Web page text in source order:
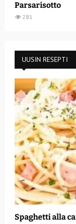
Parsarisotto
281
UUSIN RESEPTI
Spaghetti alla